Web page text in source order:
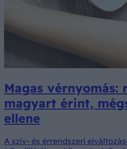
Magas vérnyomás:
magyart érint,
ellene
A szív- és érrendszeri